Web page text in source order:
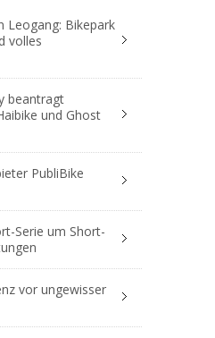
Leogang: Bikepark
volles
beantragt
und Ghost
PubliBike
Serie um Short-
vor ungewisser